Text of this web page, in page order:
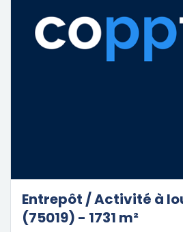
Entrepôt / Activité à
(75019) - 1731 m²